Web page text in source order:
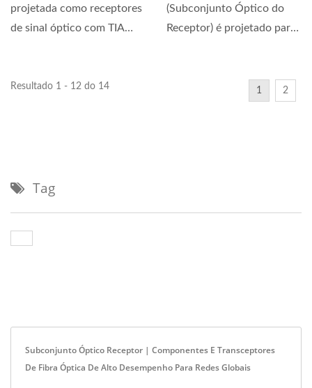
projetada como receptores
de sinal óptico com TIA
(Subconjunto Óptico do
Receptor) é projetado para
Resultado 1 - 12 do 14 1 2
Tag
Subconjunto Óptico Receptor | Componentes E Transceptores
De Fibra Óptica De Alto Desempenho Para Redes Globais